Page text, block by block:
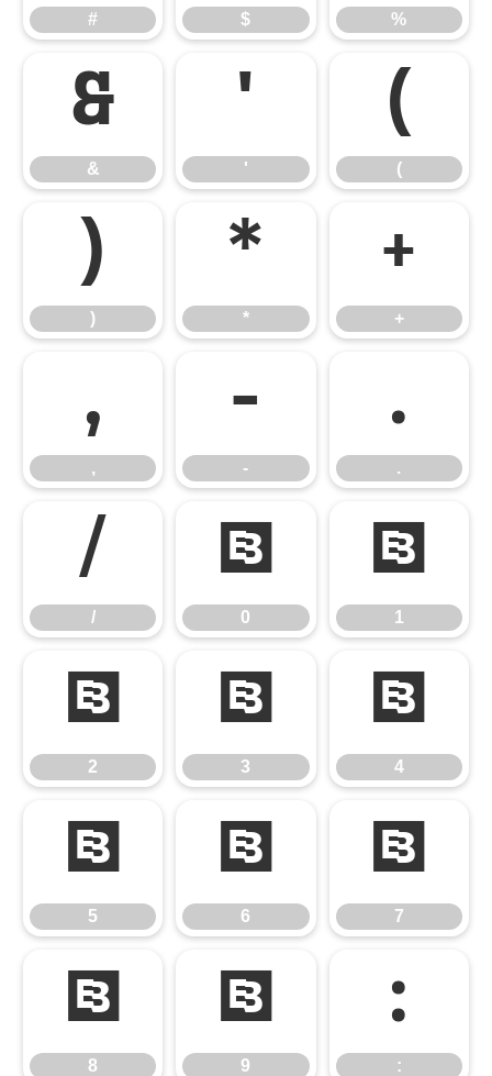
# $ %
&
&
'
'
(
(
)
)
*
*
+
+
,
,
-
-
.
.
/
/
0
0
1
1
2
2
3
3
4
4
5
5
6
6
7
7
8
8
9
9
:
: